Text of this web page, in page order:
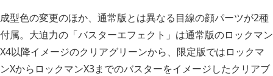
成型色の変更のほか、通常版とは異なる目線の顔パーツが2種
付属。大迫力の「バスターエフェクト」は通常版のロックマン
X4以降イメージのクリアグリーンから、限定版ではロックマ
ンXからロックマンX3までのバスターをイメージしたクリアブ